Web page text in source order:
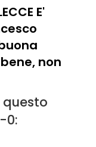
E'
non
questo
0: